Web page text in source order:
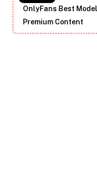
OnlyFans Best
Premium Content